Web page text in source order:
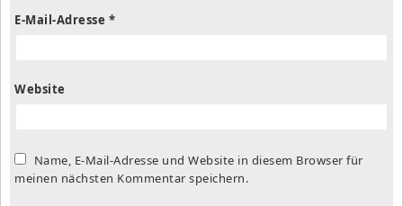
E-Mail-Adresse *
Website
Name, E-Mail-Adresse und Website in diesem Browser für
meinen nächsten Kommentar speichern.